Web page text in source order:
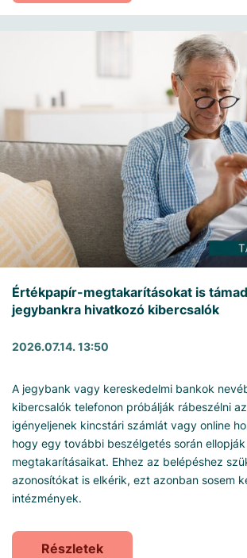
Értékpapír-megtakarításokat is
jegybankra hivatkozó kibercsalók
2026.07.14. 13:50
A jegybank vagy kereskedelmi bankok
kibercsalók telefonon próbálják rábeszélni
igényeljenek kincstári számlát vagy online
hogy egy további beszélgetés során ellopják
megtakarításaikat. Ehhez az belépéshez
azonosítókat is elkérik, ezt azonban sosem
intézmények.
Részletek